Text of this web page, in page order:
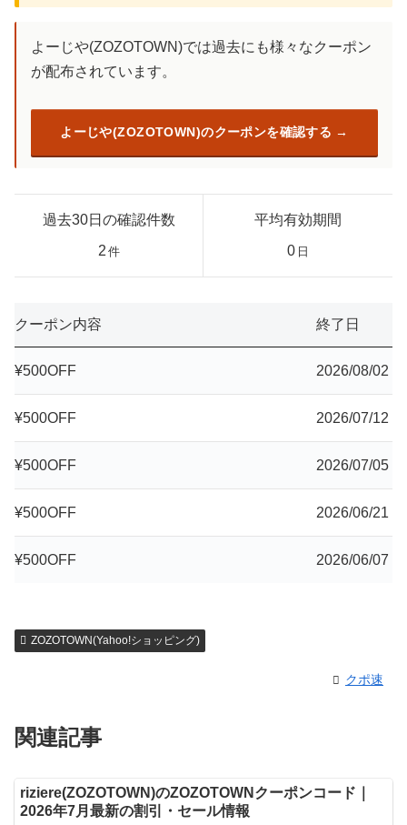
よーじや(ZOZOTOWN)では過去にも様々なクーポン
が配布されています。
よーじや(ZOZOTOWN)のクーポンを確認する
過去30日の確認件数
2 件
平均有効期間
0 日
クーポン内容 終了日
¥500OFF 2026/08/02
¥500OFF 2026/07/12
¥500OFF 2026/07/05
¥500OFF 2026/06/21
¥500OFF 2026/06/07
ZOZOTOWN(Yahoo!ショッピング)
クポ速
関連記事
riziere(ZOZOTOWN)のZOZOTOWNクーポンコード｜
2026年7月最新の割引・セール情報